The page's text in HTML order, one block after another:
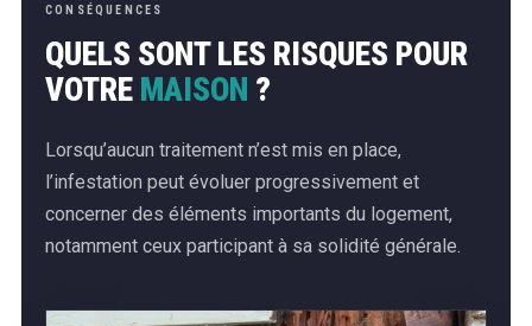
CONSÉQUENCES
QUELS SONT LES RISQUES POUR
VOTRE MAISON ?
Lorsqu’aucun traitement n’est mis en place,
l’infestation peut évoluer progressivement et
concerner des éléments importants du logement,
notamment ceux participant à sa solidité générale.